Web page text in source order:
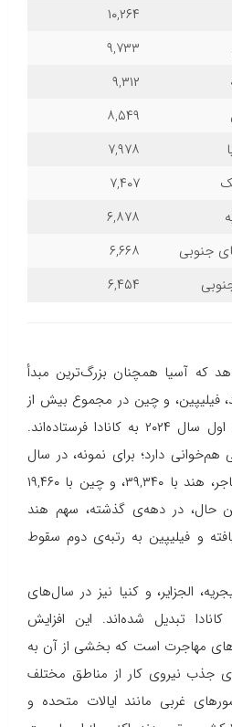
۱۰,۲۶۴
۹,۷۳۳
۹,۳۱۲
۸,۵۴۹
۷,۹۷۸
۷,۴۰۷
۶,۸۷۸
جنوبی
۶,۶۶۸
۶,۴۵۴
که آسیا همچنان بزرگ‌ترین مبدأ
فیلیپین، و چین در مجموع بیش از
۱۲۵,۰۰۰ مهاجر در هفت ماه اول سال ۲۰۲۴ به کانادا فرستاده‌اند.
هم‌خوانی دارد؛ برای نمونه، در سال
۲۰۱۵، فیلیپین با ۵۰,۸۴۰ مهاجر، هند با ۳۹,۳۴۰، و چین با ۱۹,۴۶۰
حال، در دهه‌ی گذشته، سهم هند
و فیلیپین به رتبه‌ی دوم سقوط
الجزایر، و کنیا نیز در سال‌های
تبدیل شده‌اند. این افزایش
مهاجرت است که بخشی از آن به
جذب نیروی کار از مناطق مختلف
غربی مانند ایالات متحده و